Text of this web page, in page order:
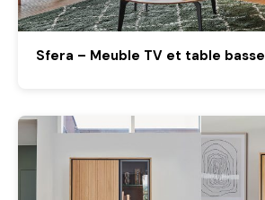
Sfera – Meuble TV et table basse